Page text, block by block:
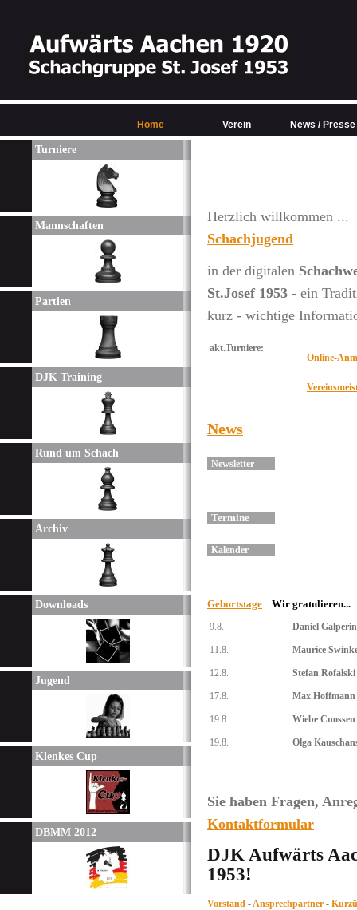
Turniere
Mannschaften
Partien
DJK Training
Rund um Schach
Archiv
Downloads
Jugend
Klenkes Cup
DBMM 2012
Herzlich
Schachjugend
in der digitalen
St.Josef 1953 - ein
kurz - wichtige
akt.Turniere:
Online-
Vereinsm
News
Newsletter
Termine
Kalender
Geburtstage Wir gratulieren...
9.8. Daniel Galperin
11.8. Maurice
12.8. Stefan Rofalski
17.8. Max Hoffmann
19.8. Wiebe Cnossen
19.8. Olga
Sie haben Fragen,
Kontaktformular
DJK Aufwärts
1953!
Vorstand -Ansprechpartner -
Home Verein News / Presse